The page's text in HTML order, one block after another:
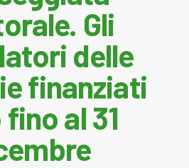
Gli
delle
finanziati
al 31